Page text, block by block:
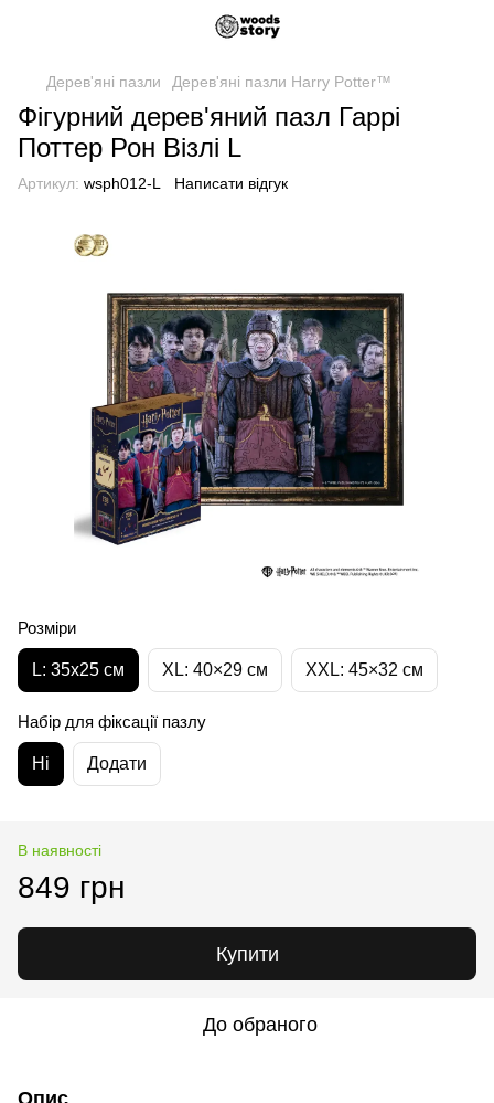
Дерев'яні пазли Дерев'яні пазли Harry Potter™
Фігурний дерев'яний пазл Гаррі
Поттер Рон Візлі L
Артикул: wsph012-L Написати відгук
Розміри
L: 35х25 см XL: 40×29 см XXL: 45×32 cм
Набір для фіксації пазлу
Ні Додати
В наявності
849 грн
Купити
До обраного
Опис